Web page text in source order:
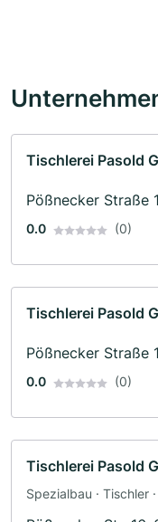
Tischlerei Pasold
Pößnecker Straße
0.0 (0)
Tischlerei Pasold
Pößnecker Straße
0.0 (0)
Tischlerei Pasold
Spezialbau · Tischler